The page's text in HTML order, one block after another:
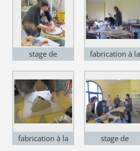
stage de
fabrication à la
fabrication à la
stage de